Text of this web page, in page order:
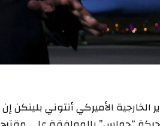
الخارجية الأميركي أنتوني